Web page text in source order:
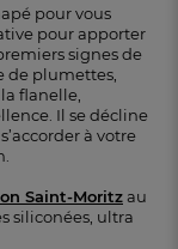
pour vous
pour apporter
signes de
de plumettes,
flanelle,
Il se décline
à votre
Saint-Moritz au
siliconées, ultra